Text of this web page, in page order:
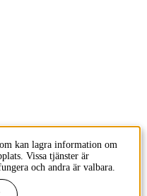
kan lagra information om
Vissa tjänster är
och andra är valbara.